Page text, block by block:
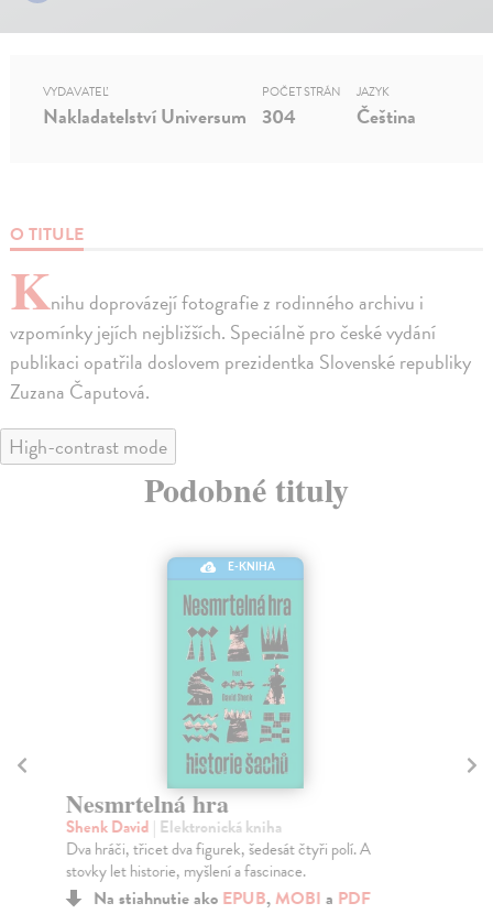
O TITULE
Knihu doprovázejí fotografie z rodinného archivu i
vzpomínky jejích nejbližších. Speciálně pro české vydání
publikaci opatřila doslovem prezidentka Slovenské republiky
Zuzana Čaputová.
VYDAVATEĽ
Nakladatelství Universum
POČET STRÁN
304
JAZYK
Čeština
High-contrast mode
Podobné tituly
E-KNIHA
Nesmrtelná hra
Shenk David | Elektronická kniha
Dva hráči, třicet dva figurek, šedesát čtyři polí. A
stovky let historie, myšlení a fascinace.
Na stiahnutie ako EPUB,MOBI a PDF